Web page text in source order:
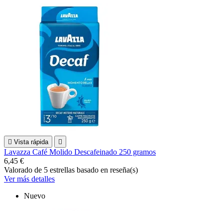
 Vista rápida 
Lavazza Café Molido Descafeinado 250 gramos
6,45 €
Valorado de 5 estrellas basado en reseña(s)
Ver más detalles
Nuevo